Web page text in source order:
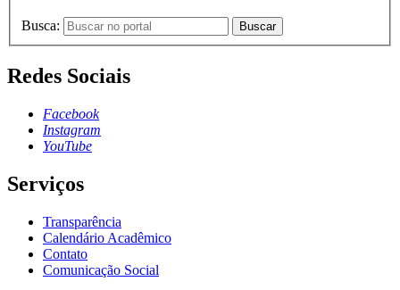
Busca: Buscar
Redes Sociais
Facebook
Instagram
YouTube
Serviços
Transparência
Calendário Acadêmico
Contato
Comunicação Social